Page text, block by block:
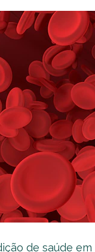
de saúde